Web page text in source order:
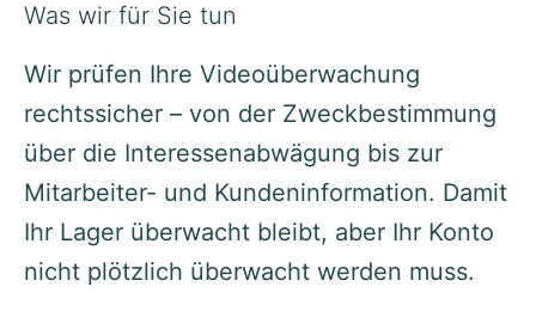
Was wir für Sie tun
Wir prüfen Ihre Videoüberwachung
rechtssicher – von der Zweckbestimmung
über die Interessenabwägung bis zur
Mitarbeiter- und Kundeninformation. Damit
Ihr Lager überwacht bleibt, aber Ihr Konto
nicht plötzlich überwacht werden muss.